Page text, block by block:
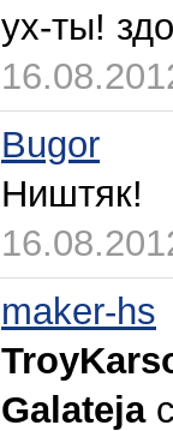
ух-ты!
Bugor
Ништяк!
maker-hs
Galateja